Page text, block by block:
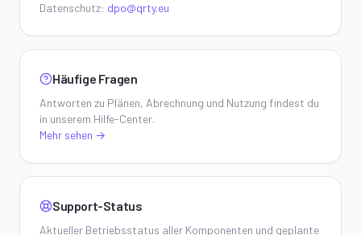
Datenschutz: dpo@qrty.eu
Häufige Fragen
Antworten zu Plänen, Abrechnung und Nutzung findest du
in unserem Hilfe-Center.
Mehr sehen →
Support-Status
Aktueller Betriebsstatus aller Komponenten und geplante